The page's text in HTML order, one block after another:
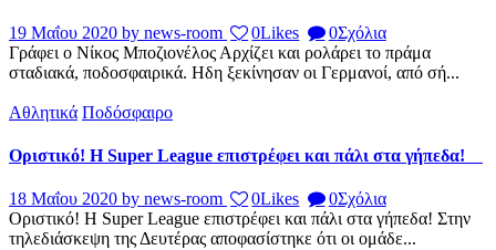
19 Μαΐου 2020 by news-room 0Likes 0Σχόλια
Γράφει ο Νίκος Μποζιονέλος Αρχίζει και ρολάρει το πράμα
σταδιακά, ποδοσφαιρικά. Ηδη ξεκίνησαν οι Γερμανοί, από σή...
Αθλητικά Ποδόσφαιρο
Οριστικό! Η Super League επιστρέφει και πάλι στα γήπεδα!
18 Μαΐου 2020 by news-room 0Likes 0Σχόλια
Οριστικό! Η Super League επιστρέφει και πάλι στα γήπεδα! Στην
τηλεδιάσκεψη της Δευτέρας αποφασίστηκε ότι οι ομάδε...